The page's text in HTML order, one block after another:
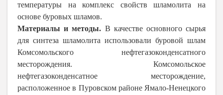
температуры на комплекс свойств шламолита на
основе буровых шламов.
Материалы и методы. В качестве основного сырья
для синтеза шламолита использовали буровой шлам
Комсомольского нефтегазоконденсатного
месторождения. Комсомольское
нефтегазоконденсатное месторождение,
расположенное в Пуровском районе Ямало-Ненецкого